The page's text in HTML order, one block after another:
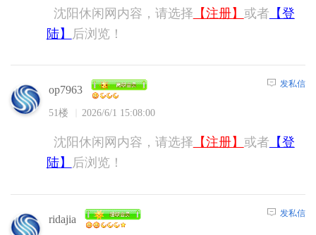
沈阳休闲网内容，请选择 【注册】 或者 【登
陆】
后浏览！
op7963
51楼 2026/6/1 15:08:00
发私信
沈阳休闲网内容，请选择 【注册】 或者 【登
陆】
后浏览！
ridajia 发私信